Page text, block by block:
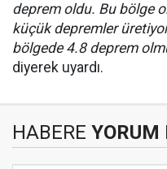
deprem oldu. Bu bölge
küçük depremler
bölgede 4.8 deprem
diyerek uyardı.
HABERE YORUM